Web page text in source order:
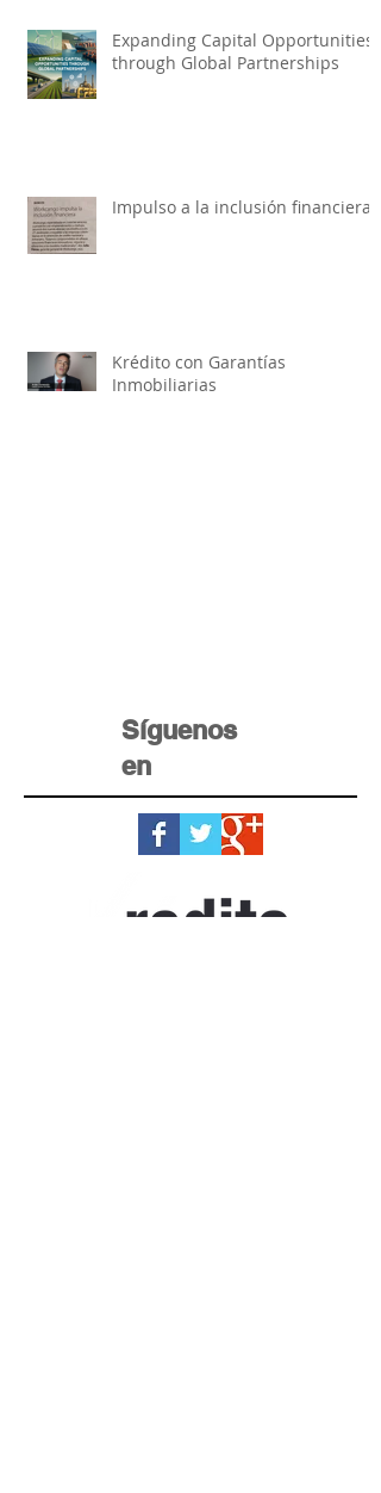
Expanding Capital Opportunities
through Global Partnerships
Impulso a la inclusión financiera
Krédito con Garantías
Inmobiliarias
Síguenos
en